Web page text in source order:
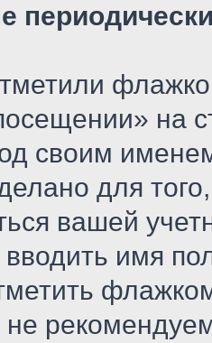
на
своим
для
вашей
имя